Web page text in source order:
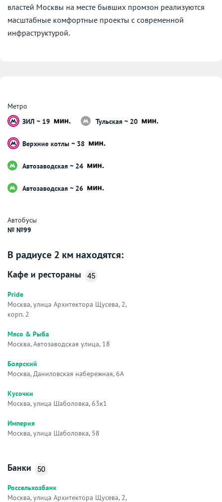
властей Москвы на месте бывших промзон реализуются
масштабные комфортные проекты с современной
инфраструктурой.
Метро
ЗИЛ ~ 19
Тульская ~ 20
Верхние котлы ~ 38
Автозаводская ~ 24
Автозаводская ~ 26
Автобусы
№ №99
В радиусе 2 км находятся:
Кафе и рестораны 45
Pride
Москва, улица Архитектора Щусева, 2,
корп. 2
Мясо & Рыба
Москва, Автозаводская улица, 18
Боярский
Москва, Даниловская набережная, 6А
Кусочки
Москва, улица Шаболовка, 63к1
Империя
Москва, улица Шаболовка, 58
Банки 50
Россельхозбанк
Москва, улица Архитектора Щусева, 2,